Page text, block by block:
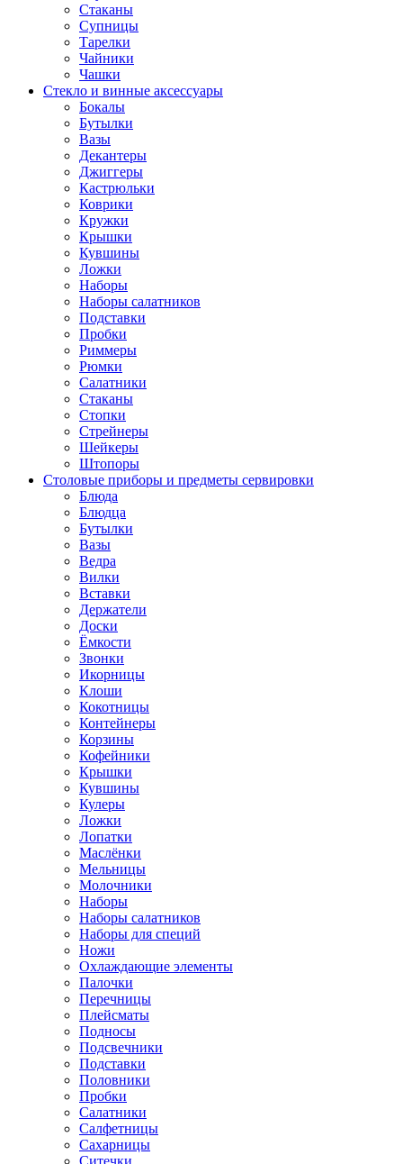
Стаканы
Супницы
Тарелки
Чайники
Чашки
Стекло и винные аксессуары
Бокалы
Бутылки
Вазы
Декантеры
Джиггеры
Кастрюльки
Коврики
Кружки
Крышки
Кувшины
Ложки
Наборы
Наборы салатников
Подставки
Пробки
Риммеры
Рюмки
Салатники
Стаканы
Стопки
Стрейнеры
Шейкеры
Штопоры
Столовые приборы и предметы сервировки
Блюда
Блюдца
Бутылки
Вазы
Ведра
Вилки
Вставки
Держатели
Доски
Ёмкости
Звонки
Икорницы
Клоши
Кокотницы
Контейнеры
Корзины
Кофейники
Крышки
Кувшины
Кулеры
Ложки
Лопатки
Маслёнки
Мельницы
Молочники
Наборы
Наборы салатников
Наборы для специй
Ножи
Охлаждающие элементы
Палочки
Перечницы
Плейсматы
Подносы
Подсвечники
Подставки
Половники
Пробки
Салатники
Салфетницы
Сахарницы